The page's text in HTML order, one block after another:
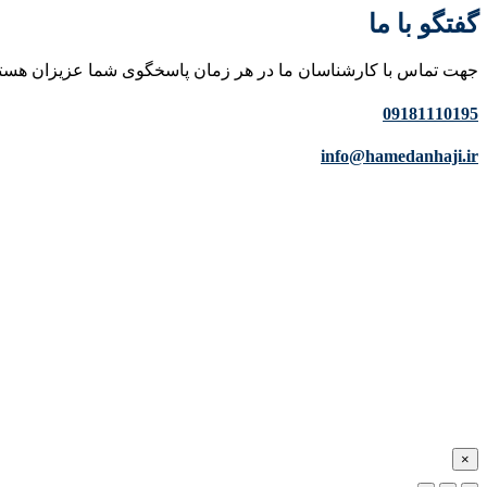
گفتگو با ما
جهت تماس با کارشناسان ما در هر زمان پاسخگوی شما عزیزان
09181110195
info@hamedanhaji.ir
×